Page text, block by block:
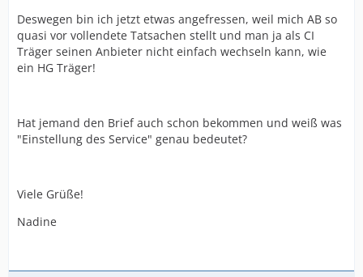
Deswegen bin ich jetzt etwas angefressen, weil mich AB so
quasi vor vollendete Tatsachen stellt und man ja als CI
Träger seinen Anbieter nicht einfach wechseln kann, wie
ein HG Träger!
Hat jemand den Brief auch schon bekommen und weiß was
"Einstellung des Service" genau bedeutet?
Viele Grüße!
Nadine